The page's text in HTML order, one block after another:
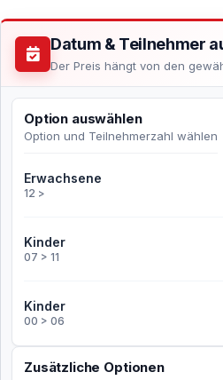
Datum & Teilnehmer
Der Preis hängt von den
Option auswählen
Option und Teilnehmerzahl wählen
Erwachsene
12 >
Kinder
07 > 11
Kinder
00 > 06
Zusätzliche Optionen